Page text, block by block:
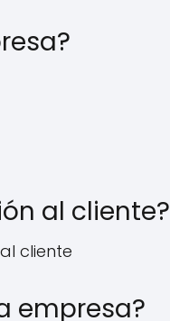
al cliente?
cliente
empresa?